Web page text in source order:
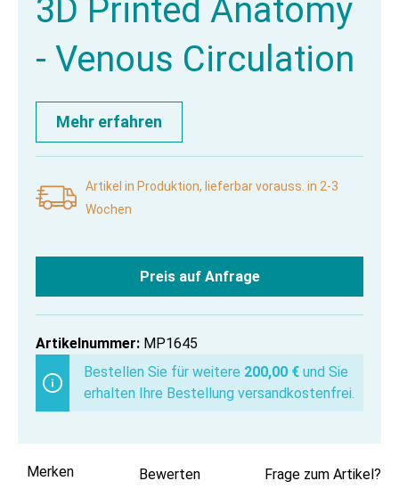
3D Printed Anatomy
- Venous Circulation
Mehr erfahren
Artikel in Produktion, lieferbar vorauss. in 2-3
Wochen
Preis auf Anfrage
Artikelnummer: MP1645
Bestellen Sie für weitere 200,00 € und Sie
erhalten Ihre Bestellung versandkostenfrei.
Merken Bewerten Frage zum Artikel?